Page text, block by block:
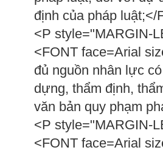
định của pháp luật;</
<P style="MARGIN-
<FONT face=Arial
đủ nguồn nhân lực
dựng, thẩm định,
văn bản quy phạm
<P style="MARGIN-
<FONT face=Arial